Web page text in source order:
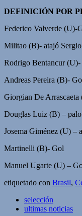
DEFINICIÓN POR
Federico Valverde (U)-
Militao (B)- atajó
Rodrigo Bentancur
Andreas Pereira (B)-
Giorgian De
Douglas Luiz (B) – palo
Josema Giménez (U) –
Martinelli (B)- Gol
Manuel Ugarte (U) –
etiquetado con Brasil,
selección
ultimas noticias